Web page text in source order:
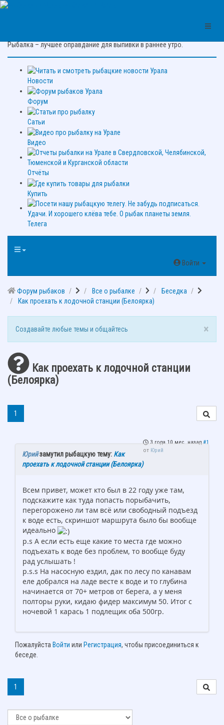
Рыбалка – лучшее оправдание для выпивки в раннее утро.
Новости
Форум
Сатьи
Видео
Отчёты
Купить
Телега
Войти
Форум рыбаков Все о рыбалке
Беседка
Как проехать к лодочной станции (Белоярка)
×
Создавайте любые темы и общайтесь
Как проехать к лодочной станции
(Белоярка)
1
3 года 10 мес. назад #1
от Юрий
Юрийзамутил рыбацкую тему: Как
проехать к лодочной станции (Белоярка)
Всем привет, может кто был в 22 году уже там,
подскажите как туда попасть порыбачить,
перегорожено ли там всё или свободный подъезд
к воде есть, скриншот маршрута было бы вообще
идеально
p.s А если есть еще какие то места где можно
подъехать к воде без проблем, то вообще буду
рад услышать !
p.s.s На насосную ездил, дак по лесу по канавам
еле добрался на ладе весте к воде и то глубина
начинается от 70+ метров от берега, а у меня
полторы руки, кидаю фидер максимум 50. Итог с
ночевой 1 карась 1 подлещик оба 500гр.
Пожалуйста Войти или Регистрация, чтобы присоединиться к
беседе.
1